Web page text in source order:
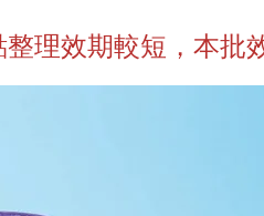
整理效期較短，本批